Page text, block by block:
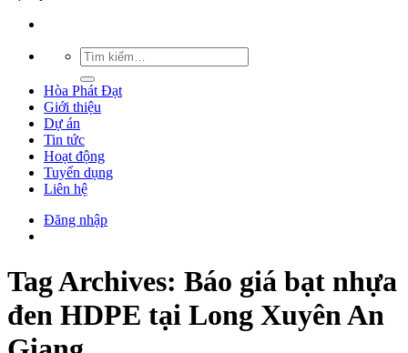
Hòa Phát Đạt
Giới thiệu
Dự án
Tin tức
Hoạt động
Tuyển dụng
Liên hệ
Đăng nhập
Tag Archives: Báo giá bạt nhựa
đen HDPE tại Long Xuyên An